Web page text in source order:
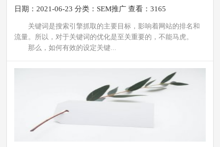
日期：2021-06-23 分类： SEM推广 查看：3165
关键词是搜索引擎抓取的主要目标，影响着网站的排名和
流量。所以，对于关键词的优化是至关重要的，不能马虎。
那么，如何有效的设定关键...